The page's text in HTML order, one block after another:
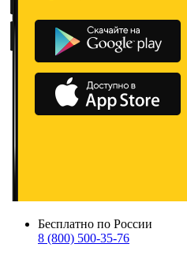
Бесплатно по России
8 (800) 500-35-76